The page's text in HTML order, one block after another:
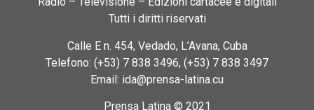
Tutti i diritti riservati
Calle E n. 454, Vedado, L’Avana, Cuba
Telefono: (+53) 7 838 3496, (+53) 7 838 3497
Email: ida@prensa-latina.cu
Prensa Latina © 2021